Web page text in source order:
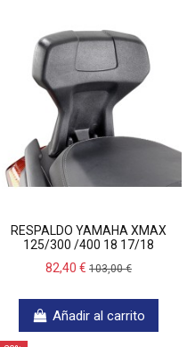
RESPALDO YAMAHA XMAX
125/300 /400 18 17/18
82,40 € 103,00 €
Añadir al carrito